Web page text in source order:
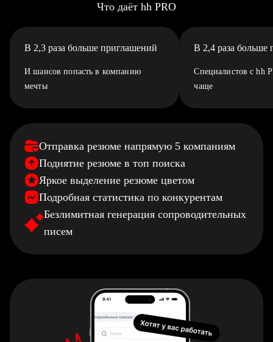
Что даёт hh PRO
В 2,3 раза больше приглашений
И шансов попасть в компанию
мечты
В 2,4 раза больше
Специалистов с hh
чаще
Отправка резюме напрямую 5 компаниям
Поднятие резюме в топ поиска
Яркое выделение резюме цветом
Подробная статистика по конкурентам
Безлимитная генерация сопроводительных
писем